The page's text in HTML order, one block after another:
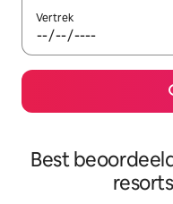
Vertrek
Best